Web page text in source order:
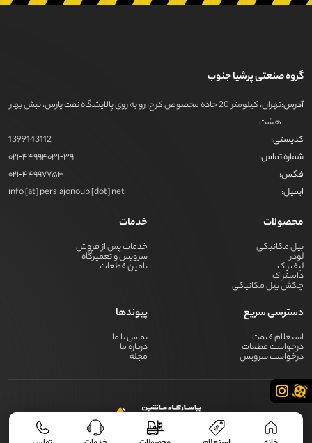
گروه صنعتی پرشیا جنوب
آدرس:
تهران، کیلومتر 20 جاده مخصوص کرج، رو به روی پالایشگاه نفت پارس، نبش بهار
هشت
کدپستی:
1399143112
شماره تماس:
021-44994031-39
فکس:
021-44997753
ایمیل:
info [at] persiajonoub [dot] net
محصولات
بیل مکانیکی
لودر
لیفتراک
دامپتراک
چکش بیل مکانیکی
خدمات
خدمات پس از فروش
سرویس و تعمیرگاه
تامین قطعات
دسترسی سریع
استعلام قیمت
درخواست قطعات
درخواست سرویس
پیوندها
تماس با ما
درباره ما
مجله